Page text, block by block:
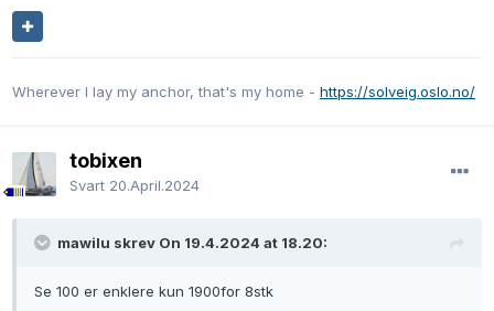
Wherever I lay my anchor, that's my home - https://solveig.oslo.no/
tobixen
Svart 20.April.2024
mawilu skrev On 19.4.2024 at 18.20:
Se 100 er enklere kun 1900for 8stk